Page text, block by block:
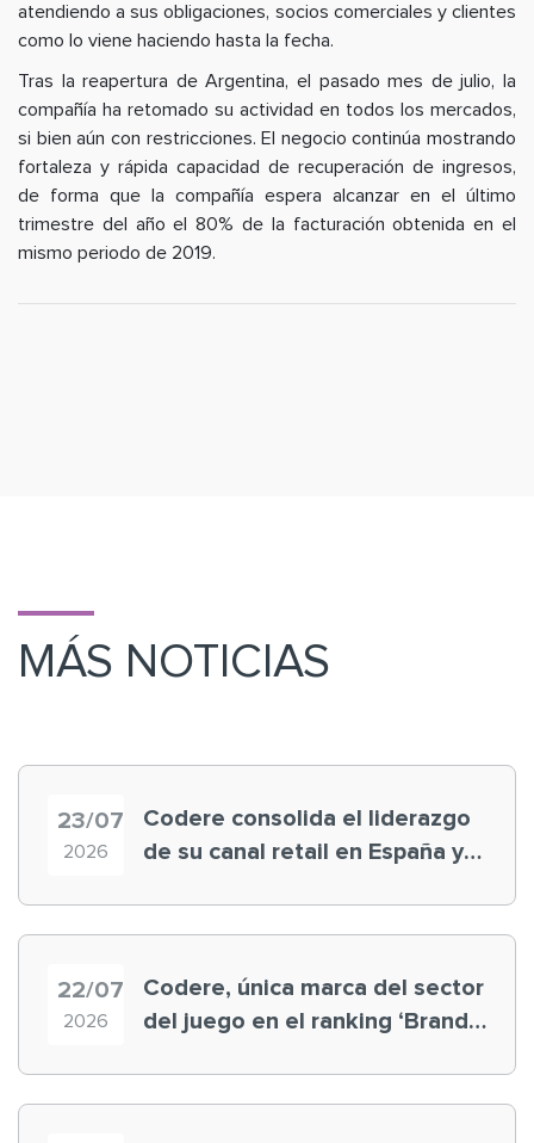
atendiendo a sus obligaciones, socios comerciales y clientes
como lo viene haciendo hasta la fecha.
Tras la reapertura de Argentina, el pasado mes de julio, la
compañía ha retomado su actividad en todos los mercados,
si bien aún con restricciones. El negocio continúa mostrando
fortaleza y rápida capacidad de recuperación de ingresos,
de forma que la compañía espera alcanzar en el último
trimestre del año el 80% de la facturación obtenida en el
mismo periodo de 2019.
MÁS NOTICIAS
23/07
2026
Codere consolida el liderazgo
de su canal retail en España y
22/07
2026
Codere, única marca del sector
del juego en el ranking ‘Brand